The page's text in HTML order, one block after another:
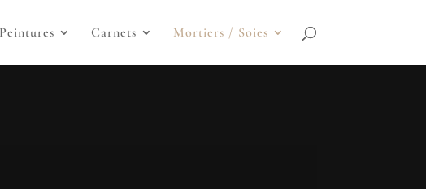
Peintures Carnets Mortiers / Soies